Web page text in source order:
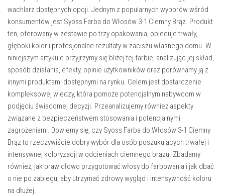
wachlarz dostępnych opcji. Jednym z popularnych wyborów wśród
konsumentów jest Syoss Farba do Włosów 3-1 Ciemny Brąz. Produkt
ten, oferowany w zestawie po trzy opakowania, obiecuje trwały,
głęboki kolor i profesjonalne rezultaty w zaciszu własnego domu. W
niniejszym artykule przyjrzymy się bliżej tej farbie, analizując jej skład,
sposób działania, efekty, opinie użytkowników oraz porównamy ją z
innymi produktami dostępnymi na rynku. Celem jest dostarczenie
kompleksowej wiedzy, która pomoże potencjalnym nabywcom w
podjęciu świadomej decyzji. Przeanalizujemy również aspekty
związane z bezpieczeństwem stosowania i potencjalnymi
zagrożeniami. Dowiemy się, czy Syoss Farba do Włosów 3-1 Ciemny
Brąz to rzeczywiście dobry wybór dla osób poszukujących trwałej i
intensywnej koloryzacji w odcieniach ciemnego brązu. Zbadamy
również, jak prawidłowo przygotować włosy do farbowania i jak dbać
o nie po zabiegu, aby utrzymać zdrowy wygląd i intensywność koloru
na dłużej.